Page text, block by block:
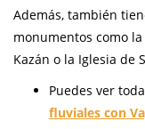
Además, también
monumentos como
Kazán o la Iglesia de
Puedes ver
fluviales con